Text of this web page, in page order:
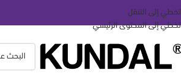
تخطي إلى التنقل
تخطي إلى المحتوى الرئيسي